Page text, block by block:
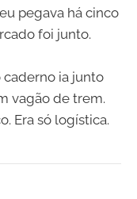
pegava há cinco
foi junto.
caderno ia junto
vagão de trem.
Era só logística.